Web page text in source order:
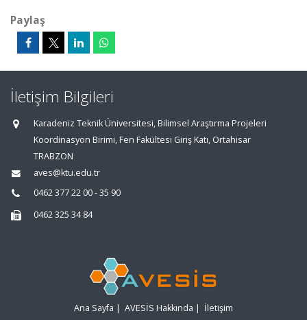
Paylaş
İletişim Bilgileri
Karadeniz Teknik Üniversitesi, Bilimsel Araştırma Projeleri
Koordinasyon Birimi, Fen Fakültesi Giriş Katı, Ortahisar
TRABZON
aves@ktu.edu.tr
0462 377 22 00 - 35 90
0462 325 34 84
Ana Sayfa | AVESİS Hakkında | İletişim